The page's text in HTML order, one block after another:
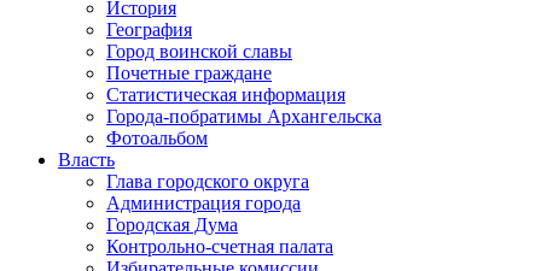
История
География
Город воинской славы
Почетные граждане
Статистическая информация
Города-побратимы Архангельска
Фотоальбом
Власть
Глава городского округа
Администрация города
Городская Дума
Контрольно-счетная палата